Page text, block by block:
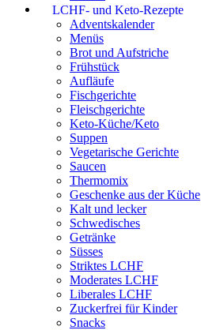
LCHF- und Keto-Rezepte
Adventskalender
Menüs
Brot und Aufstriche
Frühstück
Aufläufe
Fischgerichte
Fleischgerichte
Keto-Küche/Keto
Suppen
Vegetarische Gerichte
Saucen
Thermomix
Geschenke aus der Küche
Kalt und lecker
Schwedisches
Getränke
Süsses
Striktes LCHF
Moderates LCHF
Liberales LCHF
Zuckerfrei für Kinder
Snacks